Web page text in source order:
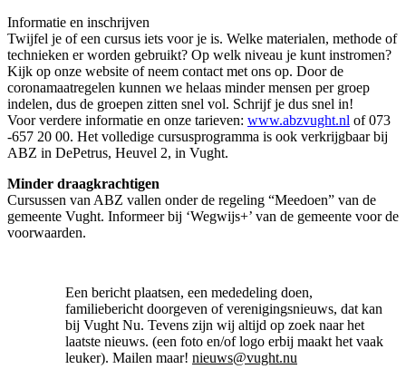
Informatie en inschrijven
Twijfel je of een cursus iets voor je is. Welke materialen, methode of
technieken er worden gebruikt? Op welk niveau je kunt instromen?
Kijk op onze website of neem contact met ons op. Door de
coronamaatregelen kunnen we helaas minder mensen per groep
indelen, dus de groepen zitten snel vol. Schrijf je dus snel in!
Voor verdere informatie en onze tarieven: www.abzvught.nl of 073
-657 20 00. Het volledige cursusprogramma is ook verkrijgbaar bij
ABZ in DePetrus, Heuvel 2, in Vught.
Minder draagkrachtigen
Cursussen van ABZ vallen onder de regeling “Meedoen” van de
gemeente Vught. Informeer bij ‘Wegwijs+’ van de gemeente voor de
voorwaarden.
Een bericht plaatsen, een mededeling doen,
familiebericht doorgeven of verenigingsnieuws, dat kan
bij Vught Nu. Tevens zijn wij altijd op zoek naar het
laatste nieuws. (een foto en/of logo erbij maakt het vaak
leuker). Mailen maar! nieuws@vught.nu